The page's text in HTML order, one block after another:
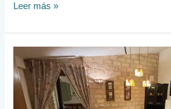
Leer más »
Estancia
con
dormitorio
para
dos